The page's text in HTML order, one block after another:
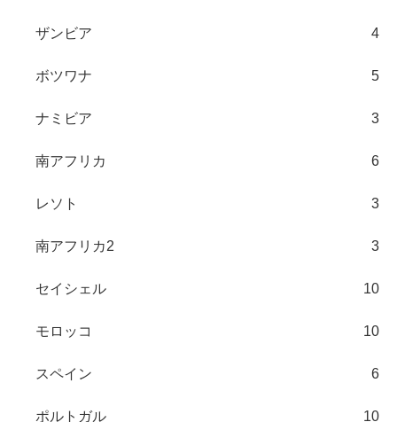
ザンビア 4
ボツワナ 5
ナミビア 3
南アフリカ 6
レソト 3
南アフリカ2 3
セイシェル 10
モロッコ 10
スペイン 6
ポルトガル 10